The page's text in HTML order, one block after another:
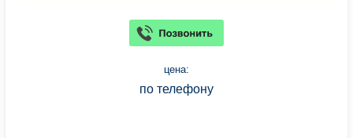
цена:
по телефону